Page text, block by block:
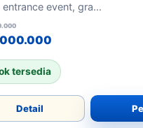
entrance event, gra...
aslinya adalah:
saat ini adalah:
tersedia
Detail